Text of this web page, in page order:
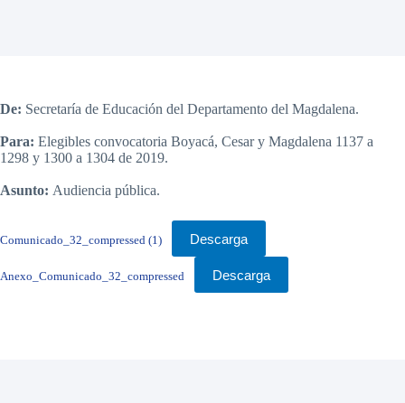
De: Secretaría de Educación del Departamento del Magdalena.
Para: Elegibles convocatoria Boyacá, Cesar y Magdalena 1137 a
1298 y 1300 a 1304 de 2019.
Asunto: Audiencia pública.
Comunicado_32_compressed (1) Descarga
Anexo_Comunicado_32_compressed Descarga